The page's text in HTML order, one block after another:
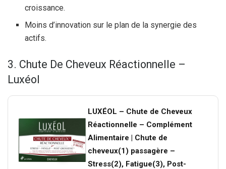
croissance.
Moins d’innovation sur le plan de la synergie des
actifs.
3. Chute De Cheveux Réactionnelle –
Luxéol
LUXÉOL – Chute de Cheveux
Réactionnelle – Complément
Alimentaire | Chute de
cheveux(1) passagère –
Stress(2), Fatigue(3), Post-